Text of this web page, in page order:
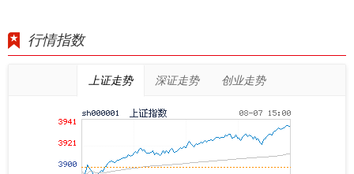
行情指数
上证走势 深证走势 创业走势